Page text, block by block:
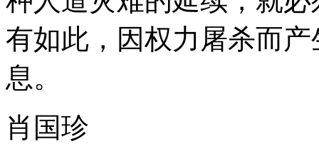
有如此，因权力屠杀而
息。
肖国珍